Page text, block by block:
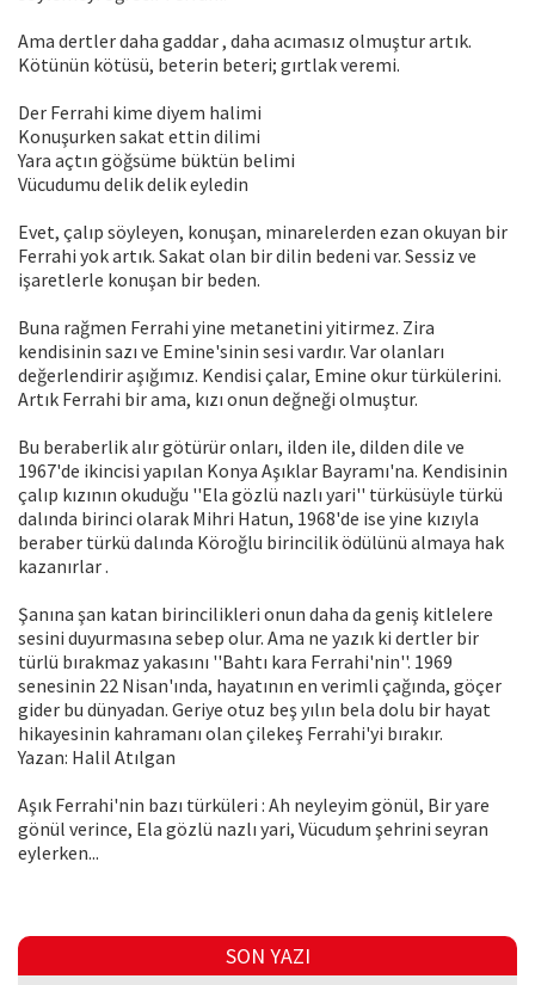
Ama dertler daha gaddar , daha acımasız olmuştur artık.
Kötünün kötüsü, beterin beteri; gırtlak veremi.
Der Ferrahi kime diyem halimi
Konuşurken sakat ettin dilimi
Yara açtın göğsüme büktün belimi
Vücudumu delik delik eyledin
Evet, çalıp söyleyen, konuşan, minarelerden ezan okuyan bir
Ferrahi yok artık. Sakat olan bir dilin bedeni var. Sessiz ve
işaretlerle konuşan bir beden.
Buna rağmen Ferrahi yine metanetini yitirmez. Zira
kendisinin sazı ve Emine'sinin sesi vardır. Var olanları
değerlendirir aşığımız. Kendisi çalar, Emine okur türkülerini.
Artık Ferrahi bir ama, kızı onun değneği olmuştur.
Bu beraberlik alır götürür onları, ilden ile, dilden dile ve
1967'de ikincisi yapılan Konya Aşıklar Bayramı'na. Kendisinin
çalıp kızının okuduğu ''Ela gözlü nazlı yari'' türküsüyle türkü
dalında birinci olarak Mihri Hatun, 1968'de ise yine kızıyla
beraber türkü dalında Köroğlu birincilik ödülünü almaya hak
kazanırlar .
Şanına şan katan birincilikleri onun daha da geniş kitlelere
sesini duyurmasına sebep olur. Ama ne yazık ki dertler bir
türlü bırakmaz yakasını ''Bahtı kara Ferrahi'nin''. 1969
senesinin 22 Nisan'ında, hayatının en verimli çağında, göçer
gider bu dünyadan. Geriye otuz beş yılın bela dolu bir hayat
hikayesinin kahramanı olan çilekeş Ferrahi'yi bırakır.
Yazan: Halil Atılgan
Aşık Ferrahi'nin bazı türküleri : Ah neyleyim gönül, Bir yare
gönül verince, Ela gözlü nazlı yari, Vücudum şehrini seyran
eylerken...
SON YAZI